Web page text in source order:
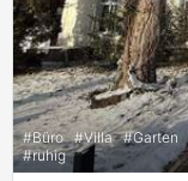
#Büro #Villa #Garten
#ruhig